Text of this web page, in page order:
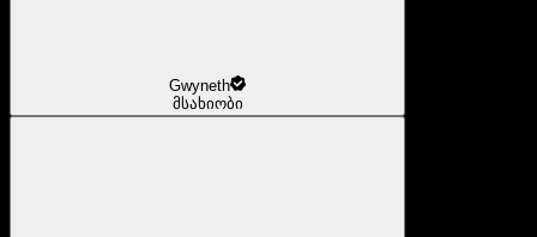
Gwyneth
მსახიობი